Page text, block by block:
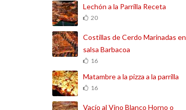
Lechón a la Parrilla Receta
20
Costillas de Cerdo Marinadas en
salsa Barbacoa
16
Matambre a la pizza a la parrilla
16
Vacío al Vino Blanco Horno o